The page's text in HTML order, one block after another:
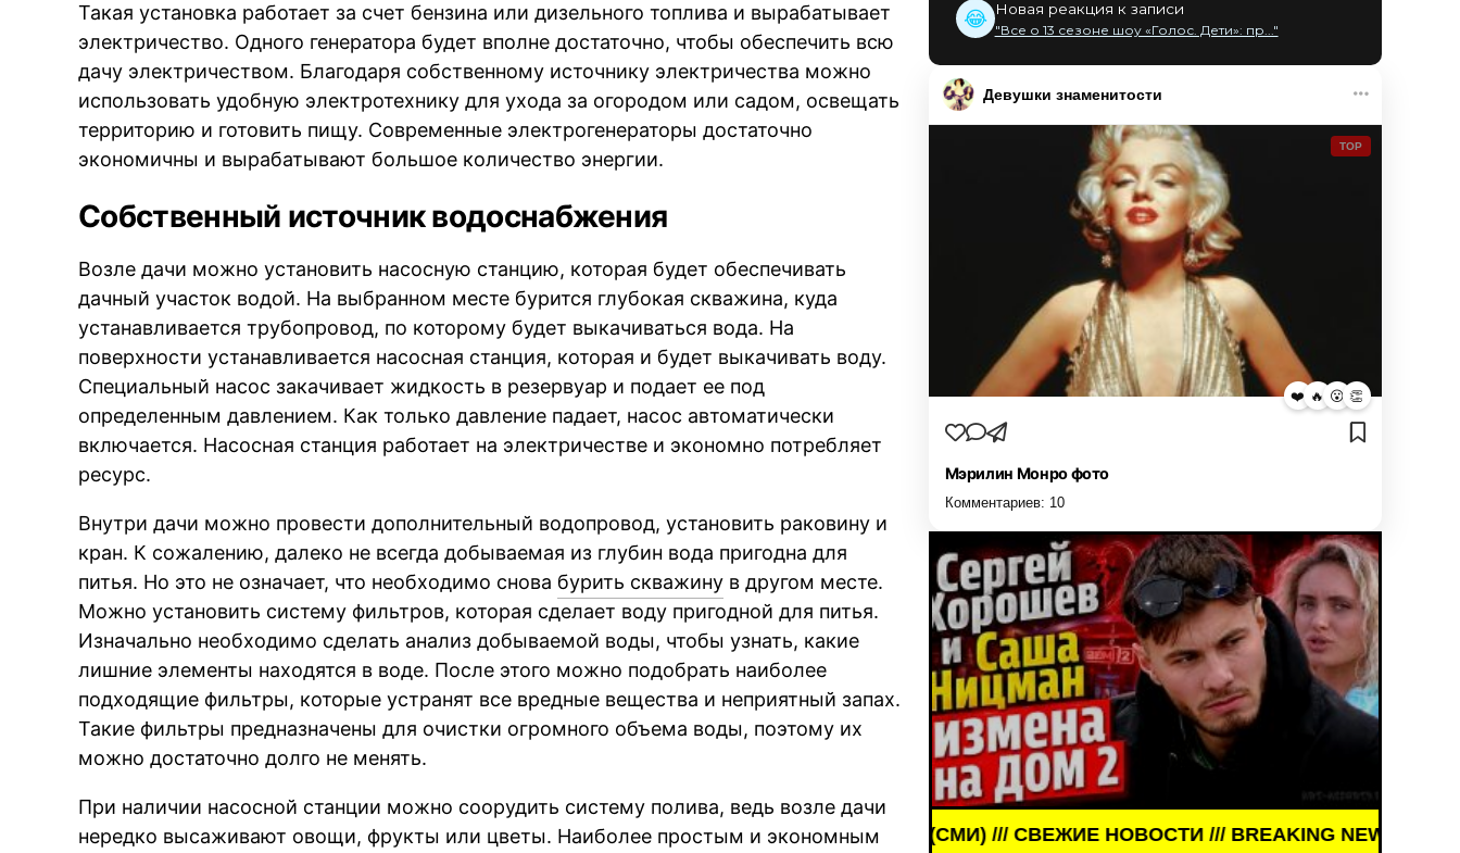
Такая установка работает за счет бензина или дизельного топлива и вырабатывает
электричество. Одного генератора будет вполне достаточно, чтобы обеспечить всю
дачу электричеством. Благодаря собственному источнику электричества можно
использовать удобную электротехнику для ухода за огородом или садом, освещать
территорию и готовить пищу. Современные электрогенераторы достаточно
экономичны и вырабатывают большое количество энергии.
Собственный источник водоснабжения
Возле дачи можно установить насосную станцию, которая будет обеспечивать
дачный участок водой. На выбранном месте бурится глубокая скважина, куда
устанавливается трубопровод, по которому будет выкачиваться вода. На
поверхности устанавливается насосная станция, которая и будет выкачивать воду.
Специальный насос закачивает жидкость в резервуар и подает ее под
определенным давлением. Как только давление падает, насос автоматически
включается. Насосная станция работает на электричестве и экономно потребляет
ресурс.
Внутри дачи можно провести дополнительный водопровод, установить раковину и
кран. К сожалению, далеко не всегда добываемая из глубин вода пригодна для
питья. Но это не означает, что необходимо снова бурить скважину в другом месте.
Можно установить систему фильтров, которая сделает воду пригодной для питья.
Изначально необходимо сделать анализ добываемой воды, чтобы узнать, какие
лишние элементы находятся в воде. После этого можно подобрать наиболее
подходящие фильтры, которые устранят все вредные вещества и неприятный запах.
Такие фильтры предназначены для очистки огромного объема воды, поэтому их
можно достаточно долго не менять.
При наличии насосной станции можно соорудить систему полива, ведь возле дачи
нередко высаживают овощи, фрукты или цветы. Наиболее простым и экономным
😂 Новая реакция к записи
"Все о 13 сезоне шоу «Голос. Дети»: пр..."
Девушки знаменитости
TOP
❤️ 🔥 😮 👏
Мэрилин Монро фото
Комментариев: 10
BREAKING NEWS /// НОВОСТИ (СМИ) /// СВЕЖИЕ НОВОСТИ /// BREAKING NEWS /// НОВОСТИ